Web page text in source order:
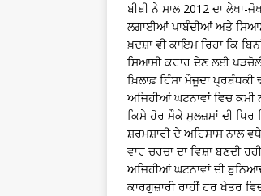
ਬੀਬੀ ਨੇ ਸਾਲ 2012 ਦਾ ਲੇਖਾ-
ਲਗਾਈਆਂ ਪਾਬੰਦੀਆਂ ਅਤੇ
ਖ਼ਦਸ਼ਾ ਵੀ ਕਾਇਮ ਰਿਹਾ ਕਿ
ਸਿਆਸੀ ਕਰਾਰ ਦੇਣ ਲਈ
ਖ਼ਿਲਾਫ਼ ਹਿੰਸਾ ਮੌਜੂਦਾ
ਅਜਿਹੀਆਂ ਘਟਨਾਵਾਂ ਵਿਚ
ਕਿਸੇ ਹੋਰ ਮੌਕੇ ਮੁਲਜ਼ਮਾਂ ਦੀ
ਸ਼ਰਮਸ਼ਾਰੀ ਦੇ ਅਹਿਸਾਸ ਨਾਲ
ਵਾਰ ਚਰਚਾ ਦਾ ਵਿਸ਼ਾ ਬਣਦੀ
ਅਜਿਹੀਆਂ ਘਟਨਾਵਾਂ ਦੀ
ਕਾਰਗੁਜ਼ਾਰੀ ਰਾਹੀਂ ਹਰ ਖੇਤਰ